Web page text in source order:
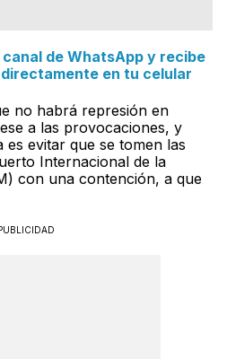
de WhatsApp y recibe
en tu celular
no habrá represión en
a las provocaciones, y
evitar que se tomen las
Internacional de la
con una contención, a que